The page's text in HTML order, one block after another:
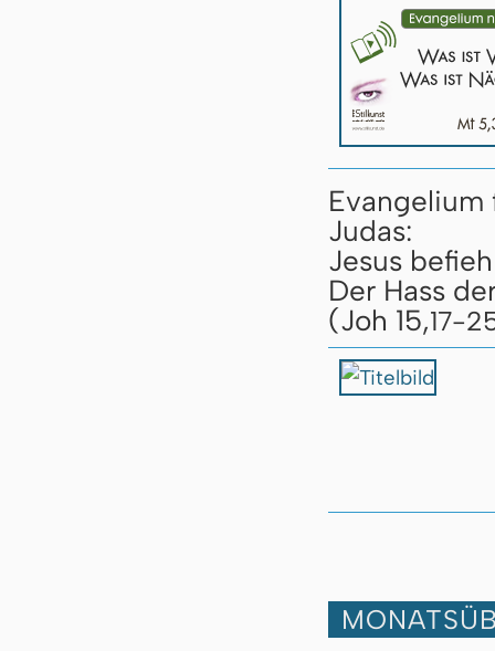
Evangelium
Judas:
Jesus
Der Hass
(Joh 15,17-